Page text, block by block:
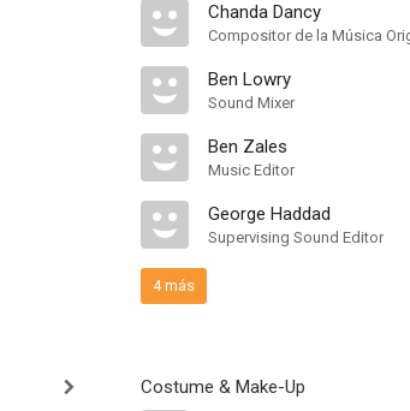
Chanda Dancy
Compositor de la Música
Ben Lowry
Sound Mixer
Ben Zales
Music Editor
George Haddad
Supervising Sound Editor
4 más
Costume & Make-Up